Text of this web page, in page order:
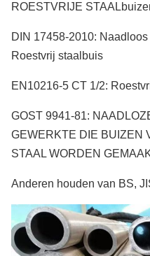
ROESTVRIJE
DIN 17458-2010:
Roestvrij staalbuis
EN10216-5 CT 1/2:
GOST 9941-81:
GEWERKTE DIE BUIZEN
STAAL WORDEN
Anderen houden van BS,